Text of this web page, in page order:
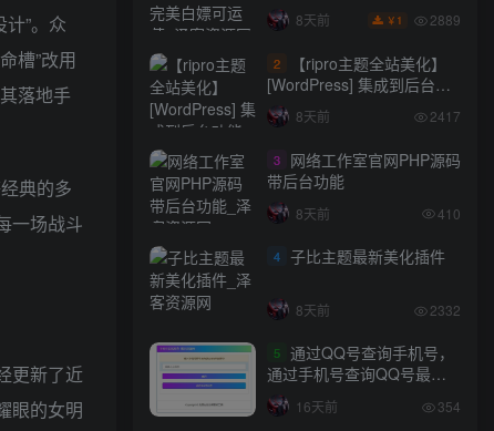
”。众
槽”改用
落地手
典的多
一场战斗
更新了近
眼的女明
8天前 ￥ 1 2889
2
【ripro主题全站美化】
[WordPress] 集成到后台功
能的全站美化包
WordPress…
8天前 2417
3
网络工作室官网PHP源码
带后台功能
8天前 410
4 子比主题最新美化插件
8天前 2332
5 通过QQ号查询手机号，
通过手机号查询QQ号最新
网站源码
16天前 354